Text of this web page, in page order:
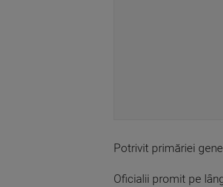
Potrivit primăriei
Oficialii promit pe